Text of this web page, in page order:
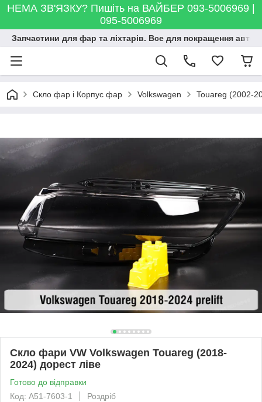
НЕМА ЗВ'ЯЗКУ? Пишіть на ВАЙБЕР 093-5006969 |
095-5006969
Запчастини для фар та ліхтарів. Все для покращення
Скло фар і Корпус фар Volkswagen Touareg (2002-
Скло фари VW Volkswagen Touareg (2018-
2024) дорест ліве
Готово до відправки
Код: A51-7603-1
Роздріб